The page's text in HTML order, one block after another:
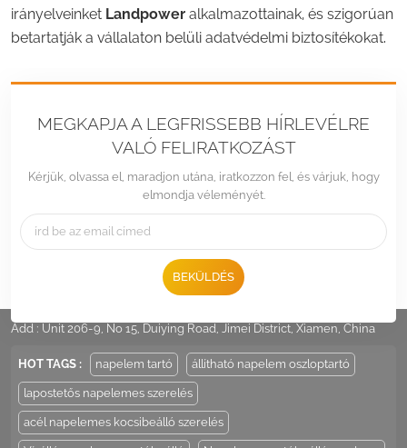
irányelveinket Landpower alkalmazottainak, és szigorúan
betartatják a vállalaton belüli adatvédelmi biztosítékokat.
MEGKAPJA A LEGFRISSEBB HÍRLEVÉLRE
VALÓ FELIRATKOZÁST
Kérjük, olvassa el, maradjon utána, iratkozzon fel, és várjuk, hogy
elmondja véleményét.
BEKÜLDÉS
Add : Unit 206-9, No 15, Duiying Road, Jimei District, Xiamen, China
HOT TAGS : napelem tartó állítható napelem oszloptartó
lapostetős napelemes szerelés
acél napelemes kocsibeálló szerelés